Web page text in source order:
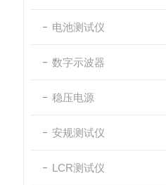
电池测试仪
数字示波器
稳压电源
安规测试仪
LCR测试仪